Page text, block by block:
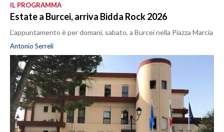
IL PROGRAMMA
Estate a Burcei, arriva Bidda Rock 2026
L'appuntamento è per domani, sabato, a Burcei nella Piazza Marcia
Antonio Serreli